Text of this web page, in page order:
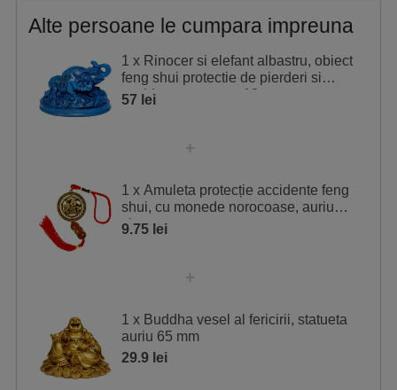
Alte persoane le cumpara impreuna
1 x Rinocer si elefant albastru, obiect
feng shui protectie de pierderi si
accidente, statueta 10 cm
57 lei
1 x Amuleta protecție accidente feng
shui, cu monede norocoase, auriu
sirag rosu
9.75 lei
1 x Buddha vesel al fericirii, statueta
auriu 65 mm
29.9 lei